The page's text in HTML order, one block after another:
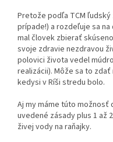
Pretože podľa TCM
prípade!) a rozdeľuje sa
mal človek zbierať
svoje zdravie nezdravou
polovici života vedel
realizácii). Môže sa to
kedysi v Ríši stredu bolo.
Aj my máme túto
uvedené zásady plus 1 až
živej vody na raňajky.